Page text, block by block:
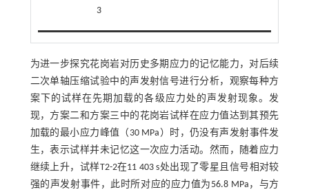
3
为进一步探究花岗岩对历史多期应力的记忆能力，对后续
二次单轴压缩试验中的声发射信号进行分析，观察每种方
案下的试样在先期加载的各级应力处的声发射现象。发
现，方案二和方案三中的花岗岩试样在应力值达到其预先
加载的最小应力峰值（30 MPa）时，仍没有声发射事件发
生，表示试样并未记忆这一次应力活动。然而，随着应力
继续上升，试样T2-2在11 403 s处出现了零星且信号相对较
强的声发射事件，此时所对应的应力值为56.8 MPa，与方